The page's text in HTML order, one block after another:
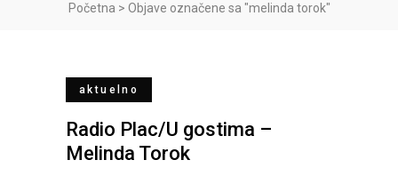
Početna > Objave označene sa "melinda torok"
aktuelno
Radio Plac/U gostima –
Melinda Torok